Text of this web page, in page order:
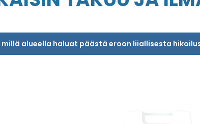
millä alueella haluat päästä eroon liiallisesta